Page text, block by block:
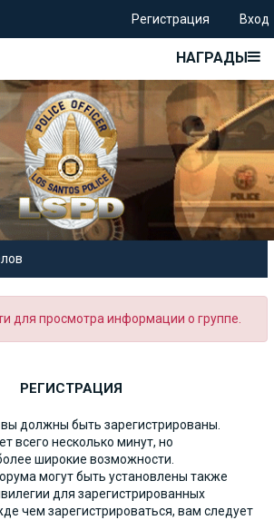
Регистрация Вход
НАГРАДЫ
для просмотра информации о группе.
РЕГИСТРАЦИЯ
должны быть зарегистрированы.
всего несколько минут, но
широкие возможности.
могут быть установлены также
для зарегистрированных
чем зарегистрироваться, вам следует